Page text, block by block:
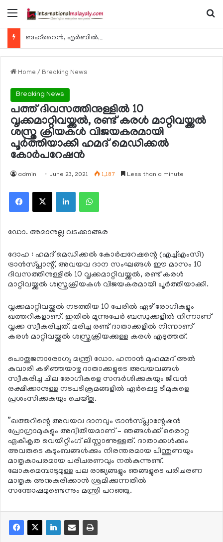
Menu
Home / Breaking News
Breaking News
പത്ത് ദിവസത്തിനുള്ളില്‍ 10
വൃക്കമാറ്റിവയ്ക്കല്‍, രണ്ട് കരള്‍ മാറ്റിവയ്ക്കല്‍
ശസ്ത്ര ക്രിയകള്‍ വിജയകരമായി
പൂര്‍ത്തിയാക്കി ഹമദ് മെഡിക്കല്‍
കോര്‍പറേഷന്‍
admin June 23, 2021 1,187 Less than a minute
Facebook
X LinkedInWhatsApp
ഡോ. അമാനുല്ല വടക്കാങ്ങര
ദോഹ : ഹമദ് മെഡിക്കല്‍ കോര്‍പ്പറേഷന്റെ (എച്ച്എംസി)
ട്രാന്‍സ്പ്ലാന്റ്, അവയവ ദാന സംഘങ്ങള്‍ ഈ മാസം 10
ദിവസത്തിനുള്ളില്‍ 10 വൃക്കമാറ്റിവയ്ക്കല്‍, രണ്ട് കരള്‍
മാറ്റിവയ്ക്കല്‍ ശസ്ത്രക്രിയകള്‍ വിജയകരമായി പൂര്‍ത്തിയാക്കി.
വൃക്കമാറ്റിവയ്ക്കല്‍ നടത്തിയ 10 പേരില്‍ ഏഴ് രോഗികളും
ഖത്തറികളാണ്. ഇതില്‍ മൂന്നുപേര്‍ ബന്ധുക്കളില്‍ നിന്നാണ്
വൃക്ക സ്വീകരിച്ചത്. മരിച്ച രണ്ട് ദാതാക്കളില്‍ നിന്നാണ്
കരള്‍ മാറ്റിവയ്ക്കല്‍ ശസ്ത്രക്രിയക്കുള്ള കരള്‍ എടുത്തത്.
പൊതുജനാരോഗ്യ മന്ത്രി ഡോ. ഹനാന്‍ മുഹമ്മദ് അല്‍
കുവാരി കഴിഞ്ഞയാഴ്ച ദാതാക്കളുടെ അവയവങ്ങള്‍
സ്വീകരിച്ച ചില രോഗികളെ സന്ദര്‍ശിക്കുകയും ജീവന്‍
രക്ഷിക്കാനുള്ള നടപടിക്രമങ്ങളില്‍ ഏര്‍പ്പെട്ട ടീമുകളെ
പ്രശംസിക്കുകയും ചെയ്തു.
”ഖത്തറിന്റെ അവയവ ദാനവും ട്രാന്‍സ്പ്ലാന്റേഷന്‍
പ്രോഗ്രാമുകളും അദ്വിതീയമാണ് – ഞങ്ങള്‍ക്ക് ഒരൊറ്റ
ഏകീകൃത വെയിറ്റിംഗ് ലിസ്റ്റാണുള്ളത്. ദാതാക്കള്‍ക്കും
അവരുടെ കുടുംബങ്ങള്‍ക്കും നിരന്തരമായ പിന്തുണയും
മാതൃകാപരമായ പരിചരണവും നല്‍കുന്നുണ്ട്.
ലോകമെമ്പാടുമുള്ള പല രാജ്യങ്ങളും ഞങ്ങളുടെ പരിചരണ
മാതൃക അനുകരിക്കാന്‍ ശ്രമിക്കുന്നതില്‍
സന്തോഷമുണ്ടെന്നും മന്ത്രി പറഞ്ഞു.